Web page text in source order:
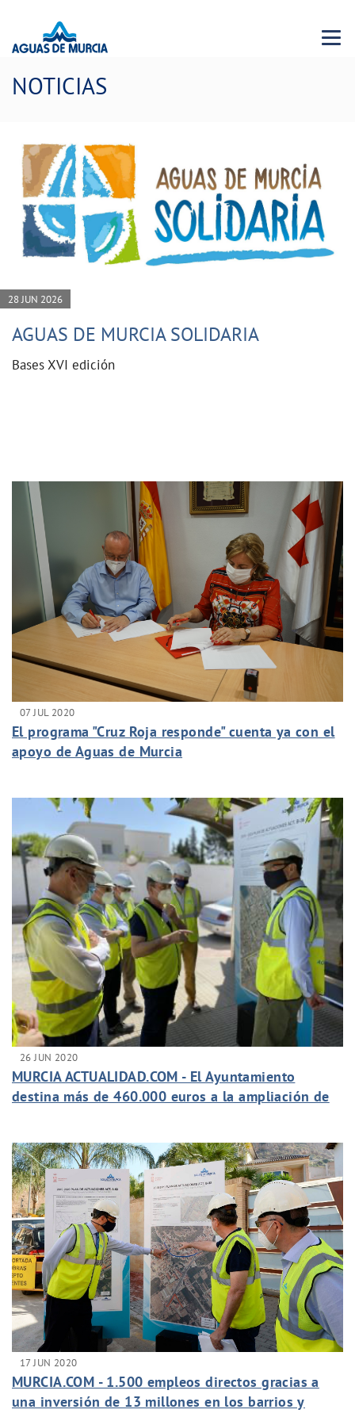
Menu
NOTICIAS
28 JUN 2026
AGUAS DE MURCIA SOLIDARIA
Bases XVI edición
07 JUL 2020
El programa "Cruz Roja responde" cuenta ya con el
apoyo de Aguas de Murcia
26 JUN 2020
MURCIA ACTUALIDAD.COM - El Ayuntamiento
destina más de 460.000 euros a la ampliación de
17 JUN 2020
MURCIA.COM - 1.500 empleos directos gracias a
una inversión de 13 millones en los barrios y